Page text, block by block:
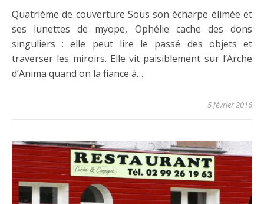
Quatrième de couverture Sous son écharpe élimée et
ses lunettes de myope, Ophélie cache des dons
singuliers : elle peut lire le passé des objets et
traverser les miroirs. Elle vit paisiblement sur l’Arche
d’Anima quand on la fiance à…
5 février 2016